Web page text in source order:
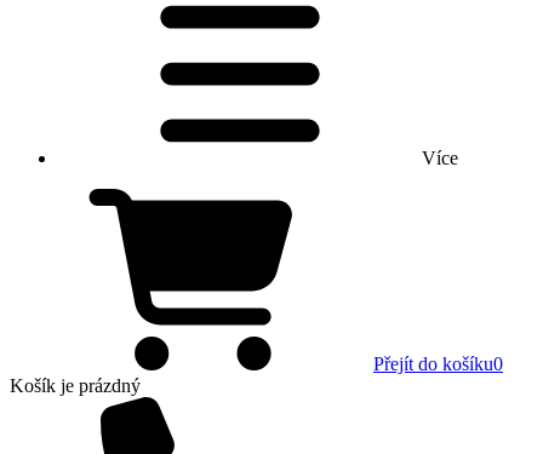
Více
Přejít do košíku0
Košík je prázdný